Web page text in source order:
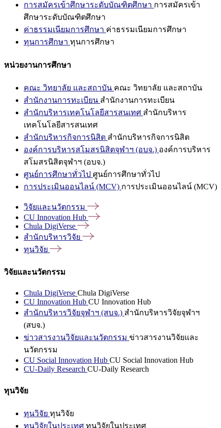
การสมัครเข้าศึกษาระดับบัณฑิตศึกษา การสมัครเข้า
ศึกษาระดับบัณฑิตศึกษา
ค่าธรรมเนียมการศึกษา ค่าธรรมเนียมการศึกษา
ทุนการศึกษา ทุนการศึกษา
หน่วยงานการศึกษา
คณะ วิทยาลัย และสถาบัน คณะ วิทยาลัย และสถาบัน
สำนักงานการทะเบียน สำนักงานการทะเบียน
สำนักบริหารเทคโนโลยีสารสนเทศ สำนักบริหาร
เทคโนโลยีสารสนเทศ
สำนักบริหารกิจการนิสิต สำนักบริหารกิจการนิสิต
องค์การบริหารสโมสรนิสิตจุฬาฯ (อบจ.) องค์การบริหาร
สโมสรนิสิตจุฬาฯ (อบจ.)
ศูนย์การศึกษาทั่วไป ศูนย์การศึกษาทั่วไป
การประเมินออนไลน์ (MCV) การประเมินออนไลน์ (MCV)
วิจัยและนวัตกรรม
CU Innovation Hub
Chula DigiVerse
สำนักบริหารวิจัย
ทุนวิจัย
วิจัยและนวัตกรรม
Chula DigiVerse Chula DigiVerse
CU Innovation Hub CU Innovation Hub
สำนักบริหารวิจัยจุฬาฯ (สบจ.) สำนักบริหารวิจัยจุฬาฯ
(สบจ.)
ข่าวสารงานวิจัยและนวัตกรรม ข่าวสารงานวิจัยและ
นวัตกรรม
CU Social Innovation Hub CU Social Innovation Hub
CU-Daily Research CU-Daily Research
ทุนวิจัย
ทุนวิจัย ทุนวิจัย
ทุนวิจัยในประเทศ ทุนวิจัยในประเทศ